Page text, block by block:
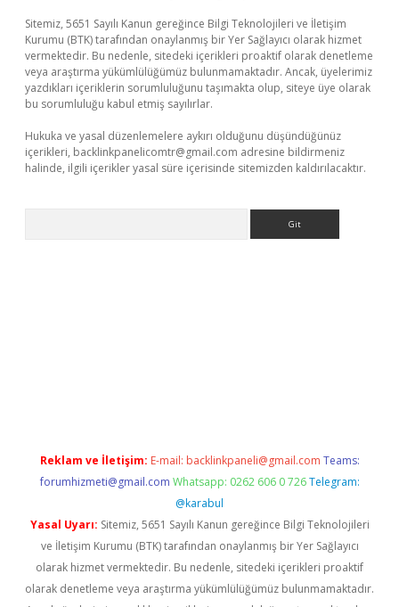
Sitemiz, 5651 Sayılı Kanun gereğince Bilgi Teknolojileri ve İletişim
Kurumu (BTK) tarafından onaylanmış bir Yer Sağlayıcı olarak hizmet
vermektedir. Bu nedenle, sitedeki içerikleri proaktif olarak denetleme
veya araştırma yükümlülüğümüz bulunmamaktadır. Ancak, üyelerimiz
yazdıkları içeriklerin sorumluluğunu taşımakta olup, siteye üye olarak
bu sorumluluğu kabul etmiş sayılırlar.
Hukuka ve yasal düzenlemelere aykırı olduğunu düşündüğünüz
içerikleri, backlinkpanelicomtr@gmail.com adresine bildirmeniz
halinde, ilgili içerikler yasal süre içerisinde sitemizden kaldırılacaktır.
Reklam ve İletişim: E-mail: backlinkpaneli@gmail.com Teams:
forumhizmeti@gmail.com Whatsapp: 0262 606 0 726 Telegram:
@karabul
Yasal Uyarı: Sitemiz, 5651 Sayılı Kanun gereğince Bilgi Teknolojileri
ve İletişim Kurumu (BTK) tarafından onaylanmış bir Yer Sağlayıcı
olarak hizmet vermektedir. Bu nedenle, sitedeki içerikleri proaktif
olarak denetleme veya araştırma yükümlülüğümüz bulunmamaktadır.